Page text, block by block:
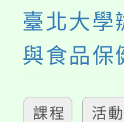
臺北大學
與食品保
課程 活動